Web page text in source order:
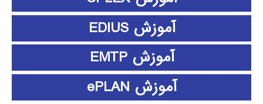
آموزش EDIUS
آموزش EMTP
آموزش ePLAN